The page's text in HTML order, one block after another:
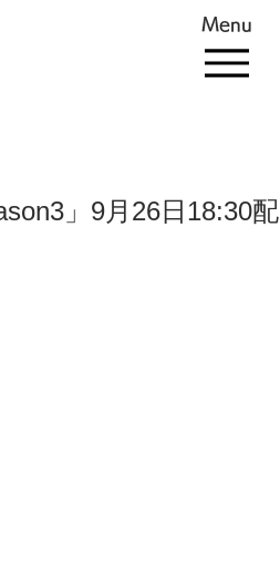
Menu
」9月26日18:30配